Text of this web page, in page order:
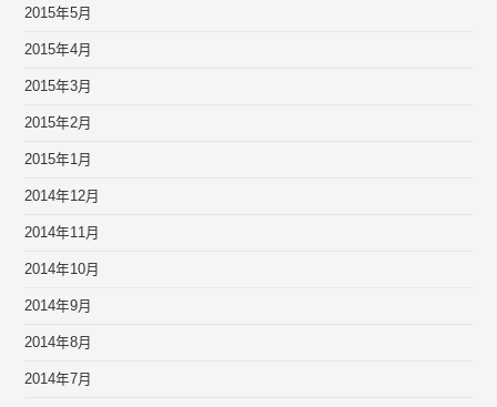
2015年5月
2015年4月
2015年3月
2015年2月
2015年1月
2014年12月
2014年11月
2014年10月
2014年9月
2014年8月
2014年7月